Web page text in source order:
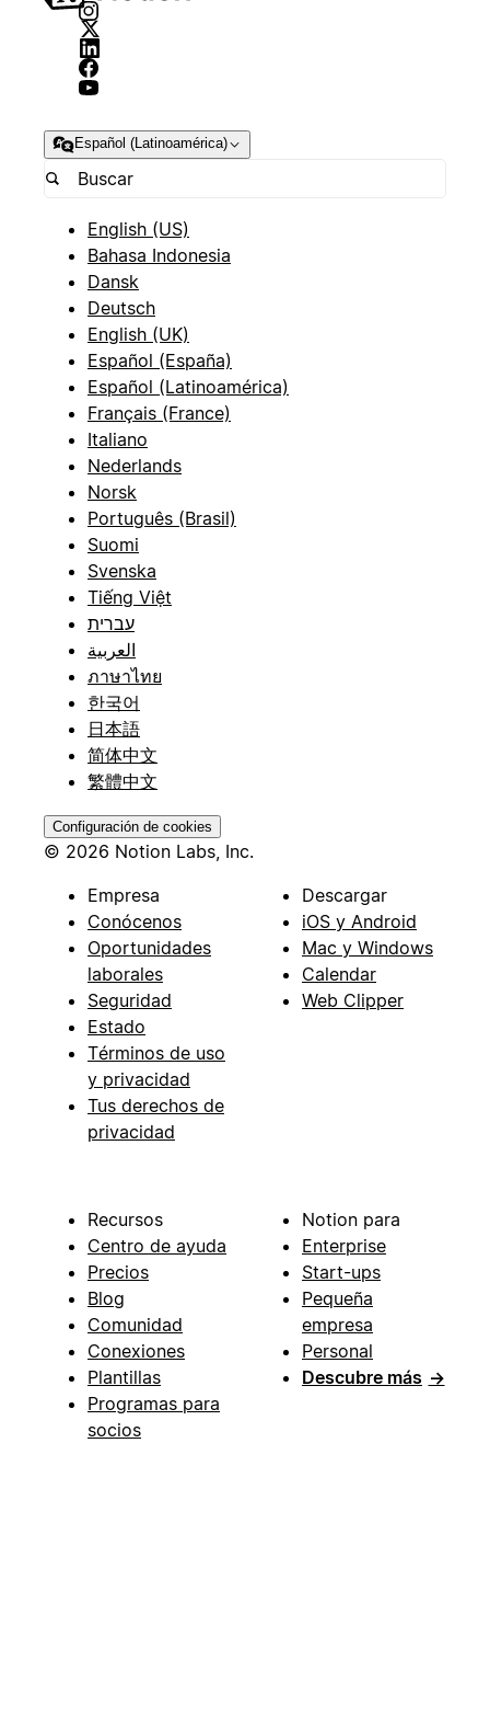
Español (Latinoamérica)
English (US)
Bahasa Indonesia
Dansk
Deutsch
English (UK)
Español (España)
Español (Latinoamérica)
Français (France)
Italiano
Nederlands
Norsk
Português (Brasil)
Suomi
Svenska
Tiếng Việt
עברית
العربية
ภาษาไทย
한국어
日本語
简体中文
繁體中文
Configuración de cookies
© 2026 Notion Labs, Inc.
Empresa
Conócenos
Oportunidades
laborales
Seguridad
Estado
Términos de uso
y privacidad
Tus derechos de
privacidad
Descargar
iOS y Android
Mac y Windows
Calendar
Web Clipper
Recursos
Centro de ayuda
Precios
Blog
Comunidad
Conexiones
Plantillas
Programas para
socios
Notion para
Enterprise
Start-ups
Pequeña
empresa
Personal
Descubre más →